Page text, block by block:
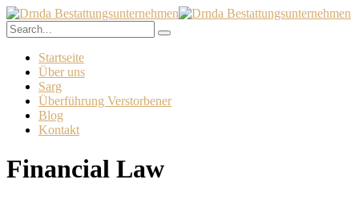
Startseite
Über uns
Sarg
Überführung Verstorbener
Blog
Kontakt
Financial Law